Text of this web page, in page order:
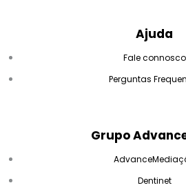
Ajuda
Fale connosco
Perguntas
Grupo
Dentinet